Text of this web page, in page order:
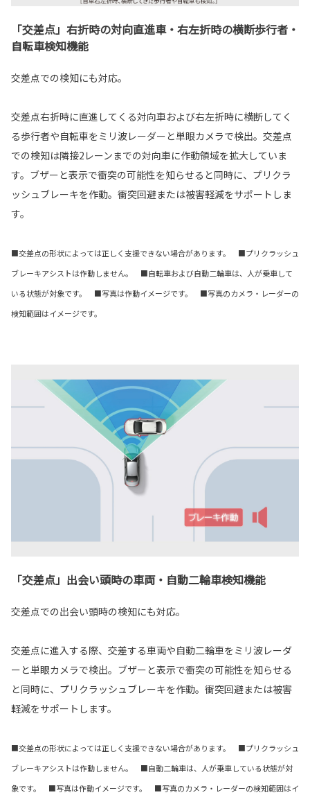
「交差点」右折時の対向直進車・右左折時の横断歩行者・
自転車検知機能
交差点での検知にも対応。
交差点右折時に直進してくる対向車および右左折時に横断してく
る歩行者や自転車をミリ波レーダーと単眼カメラで検出。交差点
での検知は隣接2レーンまでの対向車に作動領域を拡大していま
す。ブザーと表示で衝突の可能性を知らせると同時に、プリクラ
ッシュブレーキを作動。衝突回避または被害軽減をサポートしま
す。
■交差点の形状によっては正しく支援できない場合があります。 ■プリクラッシュ
ブレーキアシストは作動しません。 ■自転車および自動二輪車は、人が乗車して
いる状態が対象です。 ■写真は作動イメージです。 ■写真のカメラ・レーダーの
検知範囲はイメージです。
「交差点」出会い頭時の車両・自動二輪車検知機能
交差点での出会い頭時の検知にも対応。
交差点に進入する際、交差する車両や自動二輪車をミリ波レーダ
ーと単眼カメラで検出。ブザーと表示で衝突の可能性を知らせる
と同時に、プリクラッシュブレーキを作動。衝突回避または被害
軽減をサポートします。
■交差点の形状によっては正しく支援できない場合があります。 ■プリクラッシュ
ブレーキアシストは作動しません。 ■自動二輪車は、人が乗車している状態が対
象です。 ■写真は作動イメージです。 ■写真のカメラ・レーダーの検知範囲はイ